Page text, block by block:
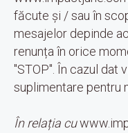
făcute și / sau în
mesajelor depinde
renunța în orice
"STOP". În cazul dat
suplimentare pentru
În relația cu